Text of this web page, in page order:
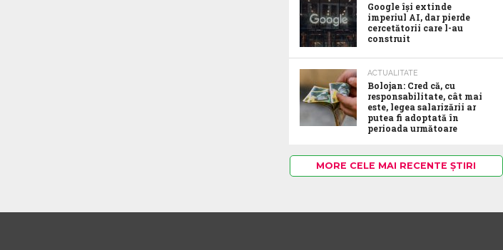
Google îşi extinde
imperiul AI, dar pierde
cercetătorii care l-au
construit
ACTUALITATE
Bolojan: Cred că, cu
responsabilitate, cât mai
este, legea salarizării ar
putea fi adoptată în
perioada următoare
MORE CELE MAI RECENTE ȘTIRI